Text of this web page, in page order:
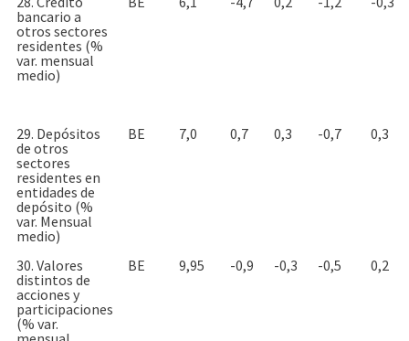
bancario a
otros sectores
residentes (%
var. mensual
medio)
29. Depósitos
de otros
sectores
residentes en
entidades de
depósito (%
var. Mensual
medio)
BE 7,0 0,7 0,3 -0,7 0,3
30. Valores
distintos de
acciones y
participaciones
(% var.
BE 9,95 -0,9 -0,3 -0,5 0,2